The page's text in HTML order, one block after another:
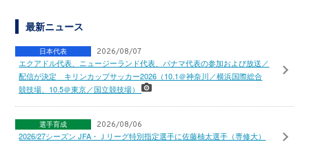
最新ニュース
日本代表 2026/08/07
エクアドル代表、ニュージーランド代表、パナマ代表の参加および放送／
配信が決定 キリンカップサッカー2026（10.1＠神奈川／横浜国際総合
競技場、10.5＠東京／国立競技場）
選手育成 2026/08/06
2026/27シーズン JFA・Ｊリーグ特別指定選手に佐藤柚太選手（専修大）